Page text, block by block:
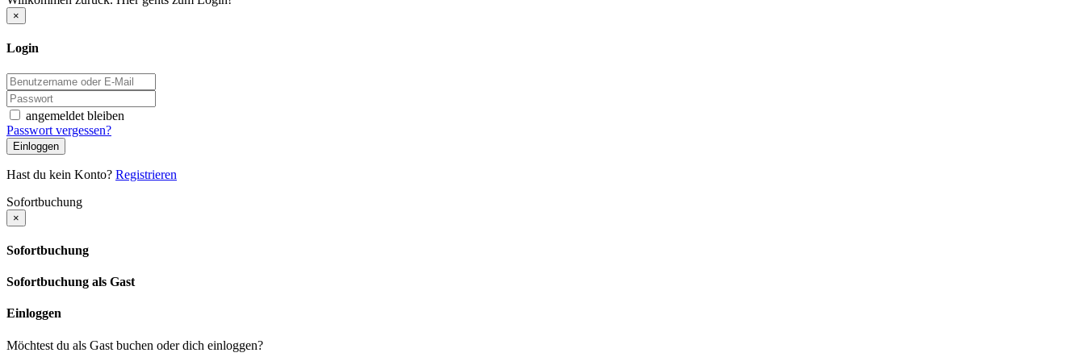
×
Login
angemeldet bleiben
Passwort vergessen?
Einloggen
Hast du kein Konto? Registrieren
Sofortbuchung
×
Sofortbuchung
Sofortbuchung als Gast
Einloggen
Möchtest du als Gast buchen oder dich einloggen?